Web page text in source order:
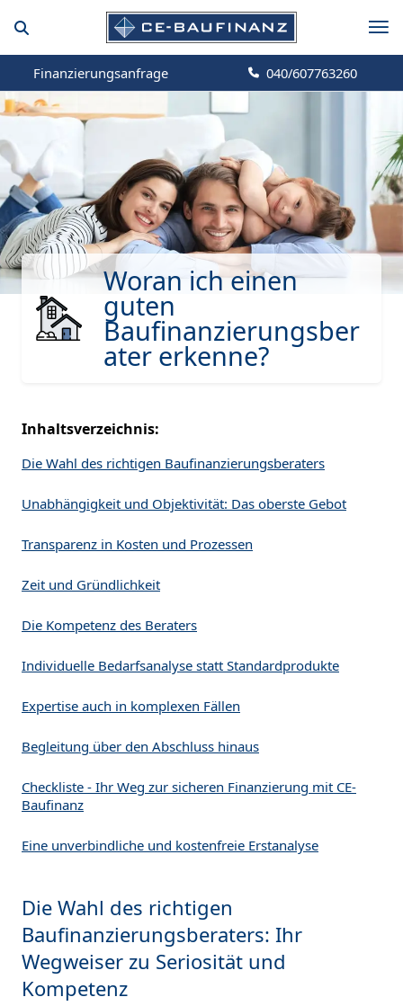
Finanzierungsanfrage 040/607763260
Woran ich einen
guten
Baufinanzierungsber
ater erkenne?
Inhaltsverzeichnis:
Die Wahl des richtigen Baufinanzierungsberaters
Unabhängigkeit und Objektivität: Das oberste Gebot
Transparenz in Kosten und Prozessen
Zeit und Gründlichkeit
Die Kompetenz des Beraters
Individuelle Bedarfsanalyse statt Standardprodukte
Expertise auch in komplexen Fällen
Begleitung über den Abschluss hinaus
Checkliste - Ihr Weg zur sicheren Finanzierung mit CE-
Baufinanz
Eine unverbindliche und kostenfreie Erstanalyse
Die Wahl des richtigen
Baufinanzierungsberaters: Ihr
Wegweiser zu Seriosität und
Kompetenz